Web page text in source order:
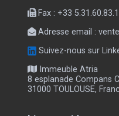
Fax : +33
Adresse email :
Suivez-nous sur
Immeuble Atria
8 esplanade Compans
31000 TOULOUSE,